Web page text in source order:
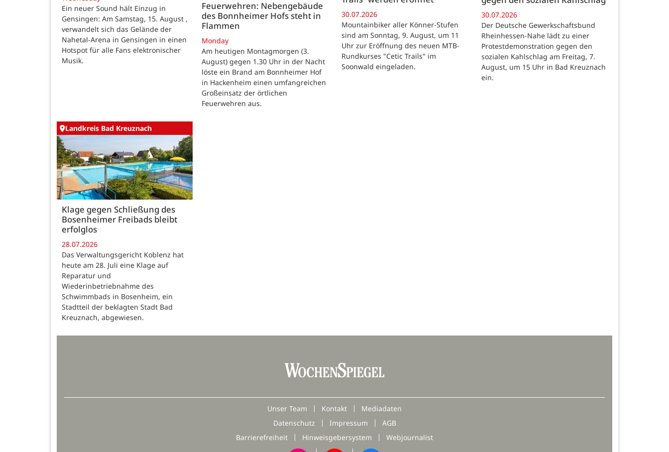
Ein neuer Sound hält Einzug in
Gensingen: Am Samstag, 15. August ,
verwandelt sich das Gelände der
Nahetal-Arena in Gensingen in einen
Hotspot für alle Fans elektronischer
Musik.
Feuerwehren: Nebengebäude
des Bonnheimer Hofs steht in
Flammen
Monday
Am heutigen Montagmorgen (3.
August) gegen 1.30 Uhr in der Nacht
löste ein Brand am Bonnheimer Hof
in Hackenheim einen umfangreichen
Großeinsatz der örtlichen
Feuerwehren aus.
30.07.2026
Mountainbiker aller Könner-Stufen
sind am Sonntag, 9. August, um 11
Uhr zur Eröffnung des neuen MTB-
Rundkurses "Cetic Trails" im
Soonwald eingeladen.
30.07.2026
Der Deutsche Gewerkschaftsbund
Rheinhessen-Nahe lädt zu einer
Protestdemonstration gegen den
sozialen Kahlschlag am Freitag, 7.
August, um 15 Uhr in Bad Kreuznach
ein.
Landkreis Bad Kreuznach
Klage gegen Schließung des
Bosenheimer Freibads bleibt
erfolglos
28.07.2026
Das Verwaltungsgericht Koblenz hat
heute am 28. Juli eine Klage auf
Reparatur und
Wiederinbetriebnahme des
Schwimmbads in Bosenheim, ein
Stadtteil der beklagten Stadt Bad
Kreuznach, abgewiesen.
Unser Team Kontakt
Mediadaten
Datenschutz
Impressum
AGB
Barrierefreiheit
Hinweisgebersystem Webjournalist